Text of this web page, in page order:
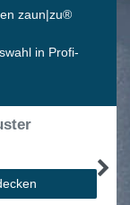
zaun|zu®
in Profi-